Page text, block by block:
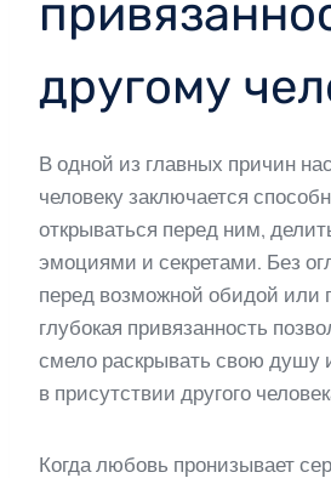
другому
В одной из главных причин
человеку заключается
открываться перед ним,
эмоциями и секретами. Без
перед возможной обидой или
глубокая привязанность
смело раскрывать свою душу
в присутствии другого
Когда любовь пронизывает